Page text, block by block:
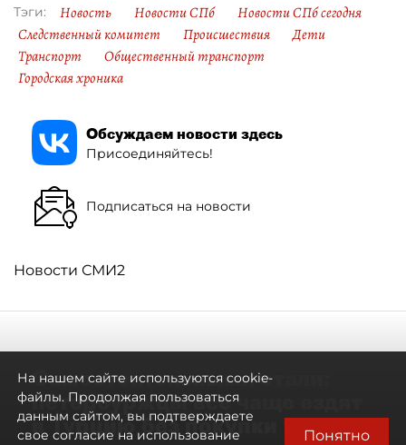
Тэги: Новость Новости СПб
Новости СПб сегодня
Следственный комитет
Происшествия
Дети
Транспорт
Общественный транспорт
Городская хроника
Обсуждаем новости здесь
Присоединяйтесь!
Подписаться на новости
Новости СМИ2
Самостоятельными стали:
петербуржцы всё чаще ездят
в Турцию без покупки туров
На нашем сайте используются cookie-
файлы. Продолжая пользоваться
данным сайтом, вы подтверждаете
свое согласие на использование
Понятно